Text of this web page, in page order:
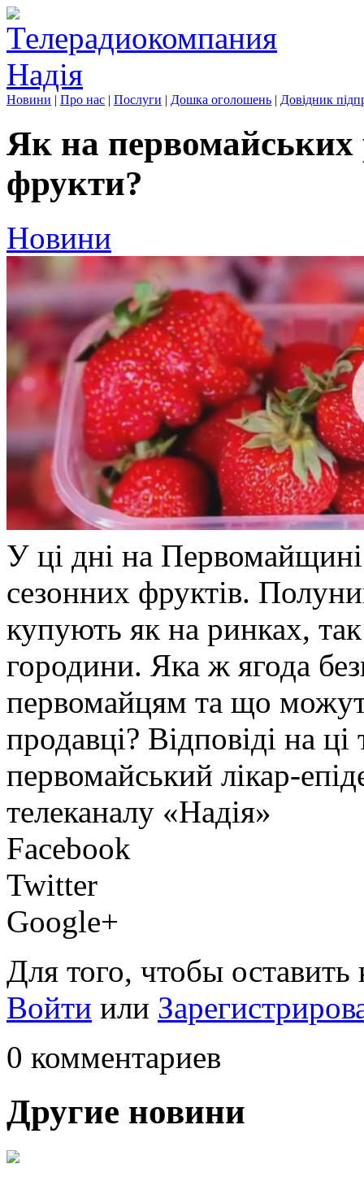
Новини | Про нас | Послуги | Дошка оголошень | Довідник
Як на первомайських
фрукти?
Новини
У ці дні на
сезонних фруктів.
купують як на ринках, так
городини. Яка ж ягода
первомайцям та що
продавці? Відповіді на
первомайський лікар-
телеканалу «Надія»
Facebook
Twitter
Google+
Для того, чтобы
Войти или
0 комментариев
Другие новини